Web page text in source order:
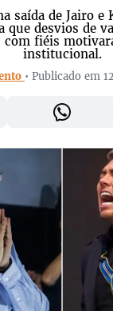
saída de Jairo e
que desvios de
com fiéis
institucional.
• Publicado em